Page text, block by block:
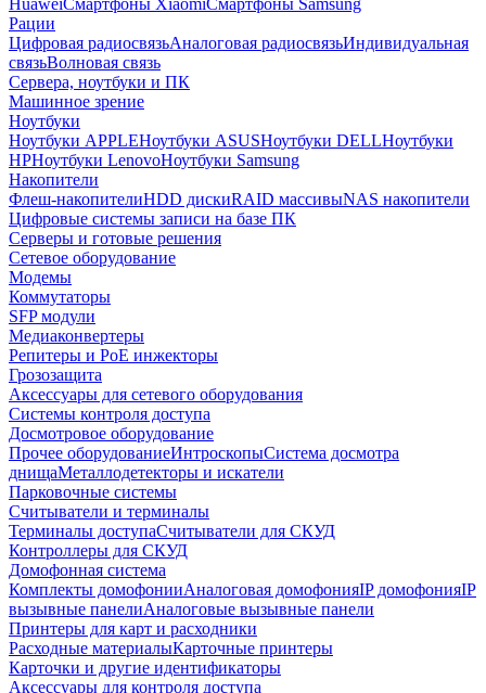
HuaweiСмартфоны XiaomiСмартфоны Samsung
Рации
Цифровая радиосвязьАналоговая радиосвязьИндивидуальная
связьВолновая связь
Сервера, ноутбуки и ПК
Машинное зрение
Ноутбуки
Ноутбуки APPLEНоутбуки ASUSНоутбуки DELLНоутбуки
HPНоутбуки LenovoНоутбуки Samsung
Накопители
Флеш-накопителиHDD дискиRAID массивыNAS накопители
Цифровые системы записи на базе ПК
Серверы и готовые решения
Сетевое оборудование
Модемы
Коммутаторы
SFP модули
Медиаконвертеры
Репитеры и PoE инжекторы
Грозозащита
Аксессуары для сетевого оборудования
Системы контроля доступа
Досмотровое оборудование
Прочее оборудованиеИнтроскопыСистема досмотра
днищаМеталлодетекторы и искатели
Парковочные системы
Считыватели и терминалы
Терминалы доступаСчитыватели для СКУД
Контроллеры для СКУД
Домофонная система
Комплекты домофонииАналоговая домофонияIP домофонияIP
вызывные панелиАналоговые вызывные панели
Принтеры для карт и расходники
Расходные материалыКарточные принтеры
Карточки и другие идентификаторы
Аксессуары для контроля доступа